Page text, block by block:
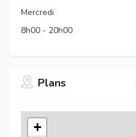
Mercredi
8h00 - 20h00
Plans
+